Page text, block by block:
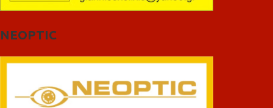
NEOPTIC